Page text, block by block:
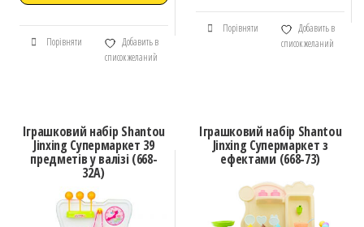
Порівняти
Добавить в
список желаний
Порівняти
Добавить в
список желаний
Іграшковий набір Shantou
Jinxing Супермаркет 39
предметів у валізі (668-
32А)
Іграшковий набір Shantou
Jinxing Супермаркет з
ефектами (668-73)